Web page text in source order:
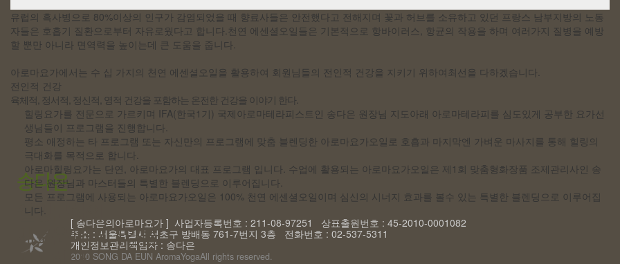
유럽의 흑사병으로 80%이상의 인구가 감염되었을 때 향료사들은 안전했다고 전해지며 꽃과 허브를 소유하고 있던 프랑스 남부지방의 노동
자들은 호흡기 질환으로부터 자유로웠다고 합니다.천연 에센셜오일들은 기본적으로 항바이러스, 항균의 작용을 하며 여러가지 질병을 예방
할 뿐만 아니라 면역력을 높이는데 큰 도움을 줍니다.
아로마요가에서는 수 십 가지의 천연 에센셜오일을 활용하여 회원님들의 전인적 건강을 지키기 위하여최선을 다하겠습니다.
전인적 건강
육체적, 정서적, 정신적, 영적 건강을 포함하는 온전한 건강을 이야기 한다.
힐링요가를 전문으로 가르키며 IFA(한국1기) 국제아로마테라피스트인 송다은 원장님 지도아래 아로마테라피를 심도있게 공부한 요가선
생님들이 프로그램을 진행합니다.
평소 애정하는 타 프로그램 또는 자신만의 프로그램에 맞춤 블렌딩한 아로마요가오일로 호흡과 마지막엔 가벼운 마사지를 통해 힐링의
극대화를 목적으로 합니다.
아로마힐링요가는 단연, 아로마요가의 대표 프로그램 입니다. 수업에 활용되는 아로마요가오일은 제1회 맞춤형화장품 조제관리사인 송
다은 원장님과 마스터들의 특별한 블렌딩으로 이루어집니다.
모든 프로그램에 사용되는 아로마요가오일은 100% 천연 에센셜오일이며 심신의 시너지 효과를 볼수 있는 특별한 블렌딩으로 이루어집
니다.
[ 송다은의아로마요가 ] 사업자등록번호 : 211-08-97251 상표출원번호 : 45-2010-0001082
주소 : 서울특별시 서초구 방배동 761-7번지 3층 전화번호 : 02-537-5311
개인정보관리책임자 : 송다은
2010 SONG DA EUN AromaYogaAll rights reserved.